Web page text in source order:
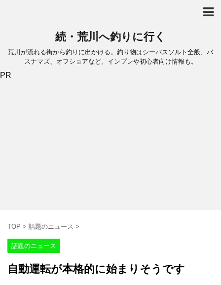
続・荒川へ釣りに行く
荒川が流れる街から釣りに出かける。釣り物はシーバスソルト全般、バ
スナマズ、オフショアなど。インプレや初心者向け情報も。
PR
TOP > 話題のニュース >
話題のニュース
自動運転が本格的に始まりそうです